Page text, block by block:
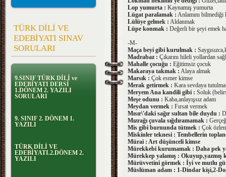
TÜRK DİLİ VE
EDEBİYATI SINAV
SORULARI
9.SINIF TÜRK DİLİ ve
EDEBİYATI DERSİ
1.DÖNEM 2. YAZILI
SORULARI
9. SINIF 2. DÖNEM 1.
YAZILI
TÜRK DİLİ VE
EDEBİYATI.2.DÖNEM 2.
YAZILI
Lop yumurta : Kaynamış yumurta
Lügat paralamak : Anlamını
Lülüye gelmek : Aldanmak
Lüpe konmak : Değerli bir şeyi emek
-M-
Maça beyi gibi kurulmak :
Madrabaz : Çıkarını hileli yollardan
Mahalle çocuğu : Eğitimsiz çocuk
Makaraya takmak : Alaya almak
Marsık : Çok esmer kimse
Merak getirmek : Kara sevdaya
Meryem Ana kandili gibi : Soluk
Meşe odunu : Kaba,anlayışsız adam
Meydan vermek : Fırsat vermek
Mısır\'daki sağır sultan bile duydu :
Mızrağı çuvala sığdıramamak :
Mis gibi burnunda tütmek : Çok
Miskinler teknesi : Tembellerin
Mürai : Art düşünceli kimse
Mürekkebi kurumamak : Daha pek
Mürekkep yalamış : Okuyup,yazmış
Mürüvvetini görmek : İyi ve mutlu
Müslüman adam : 1-Dindar kişi,2-